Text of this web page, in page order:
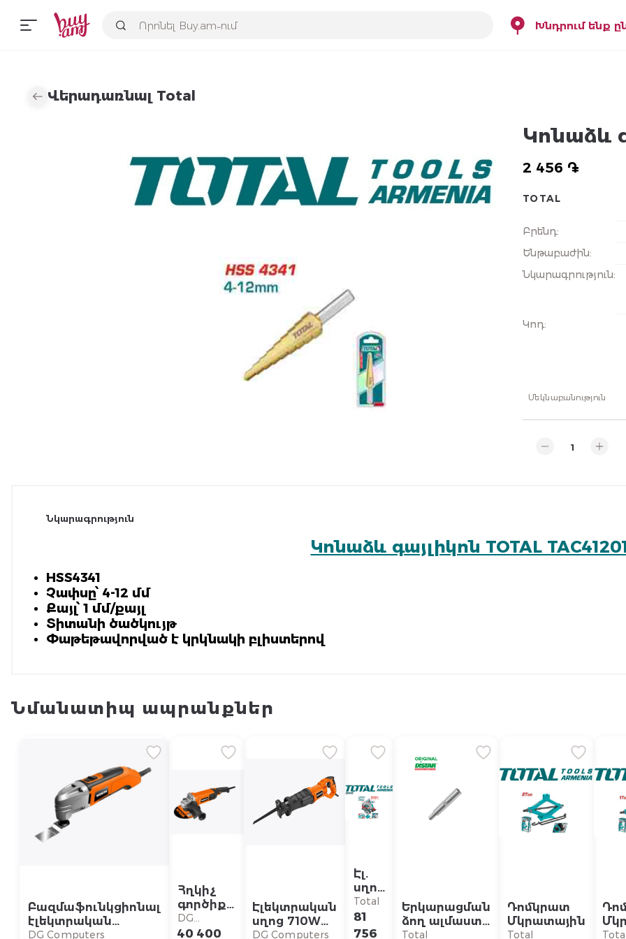
Խնդրում ենք
Վերադառնալ Total
Կոնաձև
2 456 ֏
TOTAL
Բրենդ:
Ենթաբաժին:
Նկարագրություն:
Կոդ:
Մեկնաբանություն
Նկարագրություն
Կոնաձև գայլիկոն TOTAL
HSS4341
Չափսը՝ 4-12 մմ
Քայլ՝ 1 մմ/քայլ
Տիտանի ծածկույթ
Փաթեթավորված է կրկնակի բլիստերով
Նմանատիպ ապրանքներ
Բազմաֆունկցիոնալ
էլեկտրական
գործիք 783403
DG Computers
Հղկիչ
գործիք
784818
Wokin
DG
Computers
40 400
Էլեկտրական
սղոց 710W
789271 230-
DG Computers
Էլ.
սղոց
20 Վ
Total
81
756
Երկարացման
ձող ալմաստե
թագագլխիկի
Total
Դոմկրատ
Մկրատային
Total